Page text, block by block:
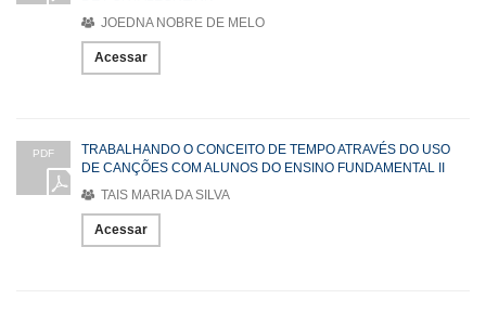
JOEDNA NOBRE DE MELO
Acessar
PDF
TRABALHANDO O CONCEITO DE TEMPO ATRAVÉS DO USO
DE CANÇÕES COM ALUNOS DO ENSINO FUNDAMENTAL II
TAIS MARIA DA SILVA
Acessar